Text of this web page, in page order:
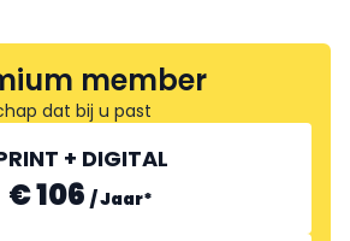
member
dat bij u past
+ DIGITAL
€ 106 /Jaar*